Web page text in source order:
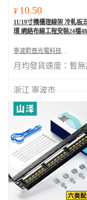
¥ 10.50
1U19寸機櫃理線架 冷軋板
環 網絡布線工程安裝24檔
寧波黔普光電科技有限公司
月均發貨速度： 暫
浙江 寧波市